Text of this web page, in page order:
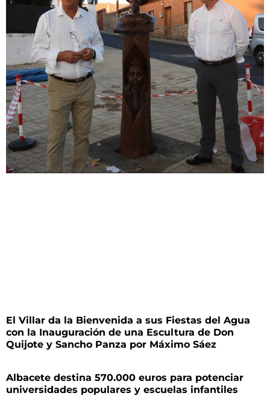
El Villar da la Bienvenida a sus Fiestas del Agua
con la Inauguración de una Escultura de Don
Quijote y Sancho Panza por Máximo Sáez
Albacete destina 570.000 euros para potenciar
universidades populares y escuelas infantiles